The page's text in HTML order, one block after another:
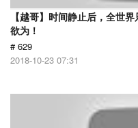
【越哥】时间静止后，全世
欲为！
# 629
2018-10-23 07:31